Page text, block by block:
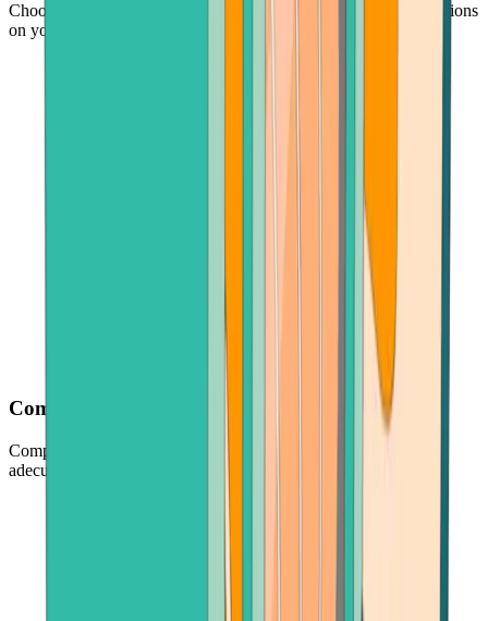
Choose your crypto, enter an amount, and follow simple instructions
on your screen
Comience con tan solo 30 dólares
Comprar criptomonedas es fácil y de bajo riesgo, en la cantidad
adecuada para usted